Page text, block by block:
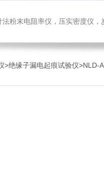
密度仪，炭块电阻率测定仪，振实密度仪，比表面积
>绝缘子漏电起痕试验仪>NLD-